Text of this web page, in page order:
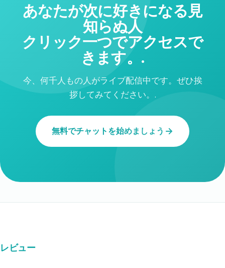
あなたが次に好きになる見
知らぬ人
クリック一つでアクセスで
きます。.
今、何千人もの人がライブ配信中です。ぜひ挨
拶してみてください。.
無料でチャットを始めましょう
レビュー